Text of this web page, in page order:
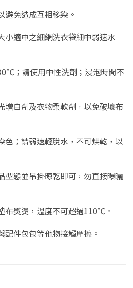
避免造成互相移染。
小適中之細網洗衣袋細中弱速水
；請使用中性洗劑；浸泡時間不
增白劑及衣物柔軟劑，以免破壞布
色；請弱速輕脫水，不可烘乾，以
型態並吊掛晾乾即可，勿直接曝曬
布熨燙，溫度不可超過110℃。
配件包包等他物接觸摩擦。